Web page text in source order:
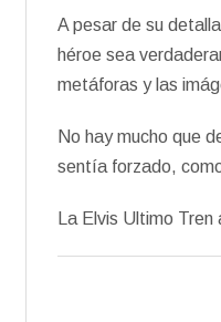
A pesar de su
héroe sea
metáforas y las
No hay mucho que
sentía forzado,
La Elvis Ultimo